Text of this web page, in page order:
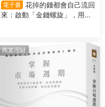
電子書 花掉的錢都會自己流回
來：啟動「金錢螺旋」，用錢
商業理財